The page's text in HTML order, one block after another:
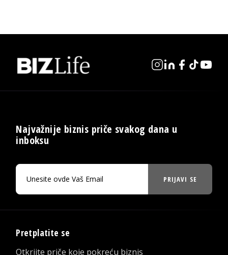
Najvažnije biznis priče svakog dana u
inboksu
PRIJAVI SE
Pretplatite se
Otkrijte priče koje pokreću biznis